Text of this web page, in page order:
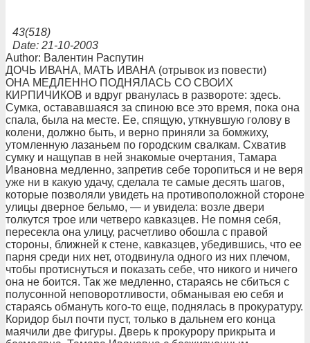
43(518)
Date: 21-10-2003
Author: Валентин Распутин
ДОЧЬ ИВАНА, МАТЬ ИВАНА (отрывок из повести)
ОНА МЕДЛЕННО ПОДНЯЛАСЬ СО СВОИХ
КИРПИЧИКОВ и вдруг рванулась в развороте: здесь.
Сумка, остававшаяся за спиною все это время, пока она
спала, была на месте. Ее, спящую, уткнувшую голову в
колени, должно быть, и верно приняли за бомжиху,
утомленную лазаньем по городским свалкам. Схватив
сумку и нащупав в ней знакомые очертания, Тамара
Ивановна медленно, запретив себе торопиться и не веря
уже ни в какую удачу, сделала те самые десять шагов,
которые позволяли увидеть на противоположной стороне
улицы дверное бельмо, — и увидела: возле двери
толкутся трое или четверо кавказцев. Не помня себя,
пересекла она улицу, расчетливо обошла с правой
стороны, ближней к стене, кавказцев, убедившись, что ее
парня среди них нет, отодвинула одного из них плечом,
чтобы протиснуться и показать себе, что никого и ничего
она не боится. Так же медленно, стараясь не сбиться с
полусонной неповоротливости, обманывая ею себя и
стараясь обмануть кого-то еще, поднялась в прокуратуру.
Коридор был почти пуст, только в дальнем его конца
маячили две фигуры. Дверь к прокурору прикрыта и